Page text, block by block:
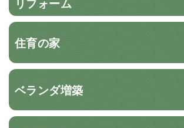
住育の家
ベランダ増築